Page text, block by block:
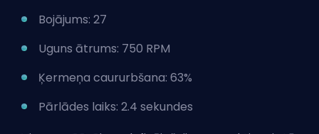
Bojājums: 27
Uguns ātrums: 750 RPM
Ķermeņa caururbšana: 63%
Pārlādes laiks: 2.4 sekundes